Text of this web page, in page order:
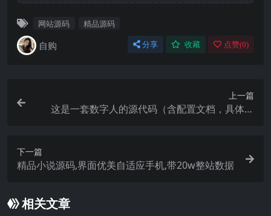
网站源码 精品源码
自购 分享 收藏 点赞(0)
上一篇
这是一套数字人的源代码（含配置文档，具体自
下一篇
精品小说源码,界面优美自适应手机,带20w整站数据
相关文章